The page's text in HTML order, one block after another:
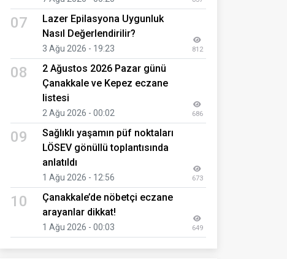
07
Lazer Epilasyona Uygunluk
Nasıl Değerlendirilir?
3 Ağu 2026 - 19:23 812
08
2 Ağustos 2026 Pazar günü
Çanakkale ve Kepez eczane
listesi
2 Ağu 2026 - 00:02 686
09
Sağlıklı yaşamın püf noktaları
LÖSEV gönüllü toplantısında
anlatıldı
1 Ağu 2026 - 12:56 673
10
Çanakkale’de nöbetçi eczane
arayanlar dikkat!
1 Ağu 2026 - 00:03 649